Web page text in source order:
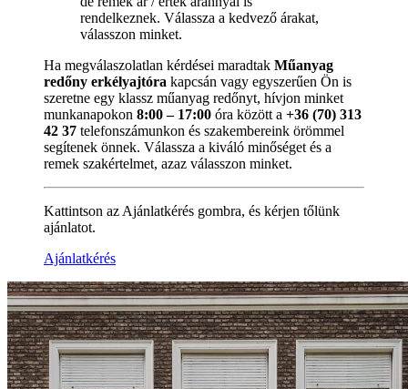
rendelkeznek. Válassza a kedvező árakat,
válasszon minket.
Ha megválaszolatlan kérdései maradtak Műanyag
redőny erkélyajtóra kapcsán vagy egyszerűen Ön is
szeretne egy klassz műanyag redőnyt, hívjon minket
munkanapokon 8:00 – 17:00 óra között a +36 (70) 313
42 37 telefonszámunkon és szakembereink örömmel
segítenek önnek. Válassza a kiváló minőséget és a
remek szakértelmet, azaz válasszon minket.
Kattintson az Ajánlatkérés gombra, és kérjen tőlünk
ajánlatot.
Ajánlatkérés